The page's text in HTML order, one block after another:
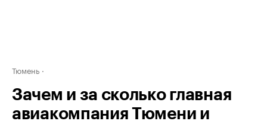
Тюмень
Зачем и за сколько главная
авиакомпания Тюмени и